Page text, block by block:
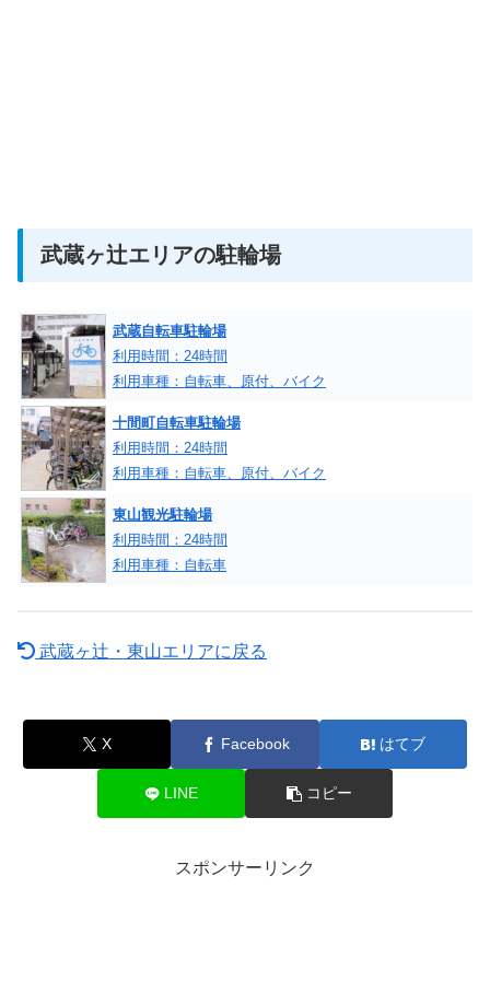
武蔵ヶ辻エリアの駐輪場
武蔵自転車駐輪場
利用時間：24時間
利用車種：自転車、原付、バイク
十間町自転車駐輪場
利用時間：24時間
利用車種：自転車、原付、バイク
東山観光駐輪場
利用時間：24時間
利用車種：自転車
武蔵ヶ辻・東山エリアに戻る
X Facebook はてブ
LINE コピー
スポンサーリンク